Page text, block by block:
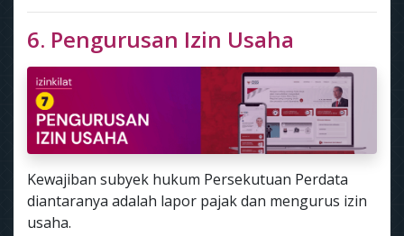
6. Pengurusan Izin Usaha
Kewajiban subyek hukum Persekutuan Perdata
diantaranya adalah lapor pajak dan mengurus izin
usaha.